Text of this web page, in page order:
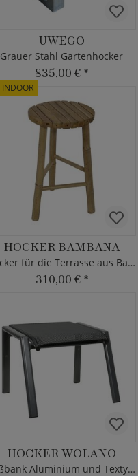
UWEGO
Grauer Stahl Gartenhocker
835,00 € *
INDOOR
HOCKER BAMBANA
Hocker für die Terrasse aus Bambus
310,00 € *
HOCKER WOLANO
Fußbank Aluminium und Textylen